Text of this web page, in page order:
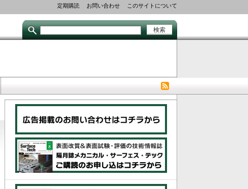
links
定期購読 お問い合わせ このサイトについて